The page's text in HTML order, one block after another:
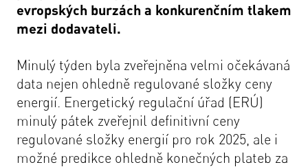
evropských burzách a konkurenčním tlakem
mezi dodavateli.
Minulý týden byla zveřejněna velmi očekávaná
data nejen ohledně regulované složky ceny
energií. Energetický regulační úřad (ERÚ)
minulý pátek zveřejnil definitivní ceny
regulované složky energií pro rok 2025, ale i
možné predikce ohledně konečných plateb za